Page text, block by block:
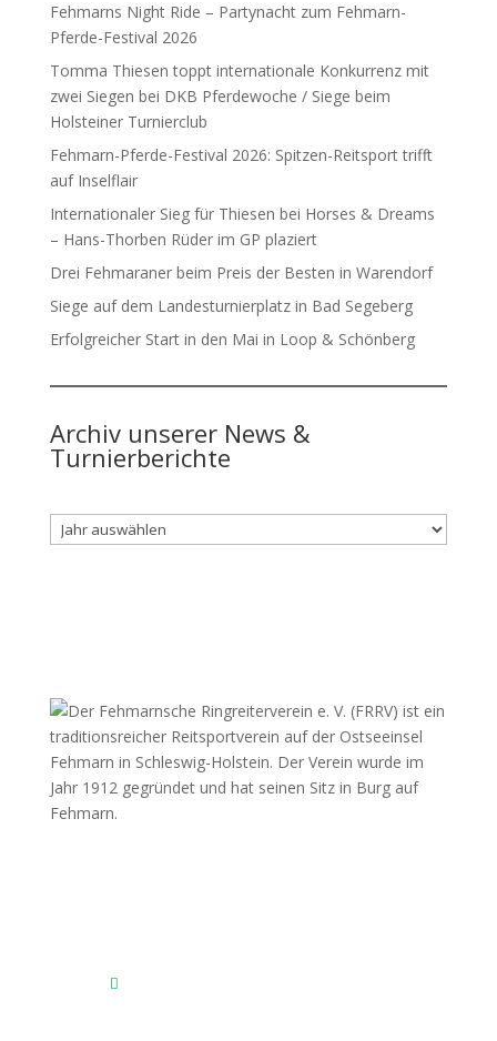
Fehmarns Night Ride – Partynacht zum Fehmarn-
Pferde-Festival 2026
Tomma Thiesen toppt internationale Konkurrenz mit
zwei Siegen bei DKB Pferdewoche / Siege beim
Holsteiner Turnierclub
Fehmarn-Pferde-Festival 2026: Spitzen-Reitsport trifft
auf Inselflair
Internationaler Sieg für Thiesen bei Horses & Dreams
– Hans-Thorben Rüder im GP plaziert
Drei Fehmaraner beim Preis der Besten in Warendorf
Siege auf dem Landesturnierplatz in Bad Segeberg
Erfolgreicher Start in den Mai in Loop & Schönberg
Archiv unserer News &
Turnierberichte
Archiv
